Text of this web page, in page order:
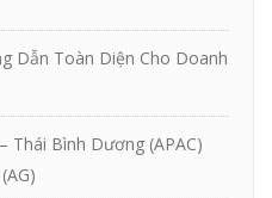
Dẫn Toàn Diện Cho Doanh
Thái Bình Dương (APAC)